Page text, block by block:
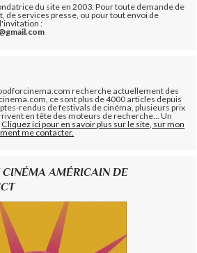
du site en 2003. Pour toute demande de
de services presse, ou pour tout envoi de
:
recherche actuellement des
ce sont plus de 4000 articles depuis
rendus de festivals de cinéma, plusieurs prix
en tête des moteurs de recherche... Un
Cliquez ici pour en savoir plus sur le site, sur mon
me contacter.
CINÉMA AMÉRICAIN DE